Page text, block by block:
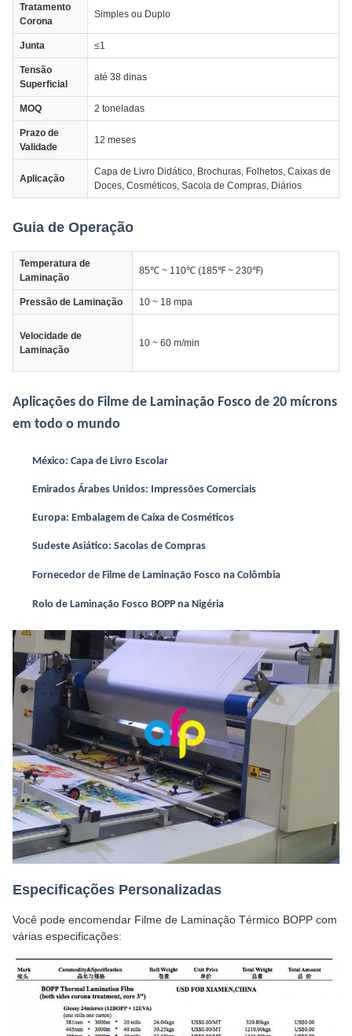
Tratamento
Corona
Simples ou Duplo
Junta ≤1
Tensão
Superficial
até 38 dinas
MOQ 2 toneladas
Prazo de
Validade
12 meses
Aplicação
Capa de Livro Didático, Brochuras, Folhetos, Caixas de
Doces, Cosméticos, Sacola de Compras, Diários
Guia de Operação
Temperatura de
Laminação
85℃ ~ 110℃ (185℉ ~ 230℉)
Pressão de Laminação 10 ~ 18 mpa
Velocidade de
Laminação
10 ~ 60 m/min
Aplicações do Filme de Laminação Fosco de 20 mícrons
em todo o mundo
México: Capa de Livro Escolar
Emirados Árabes Unidos: Impressões Comerciais
Europa: Embalagem de Caixa de Cosméticos
Sudeste Asiático: Sacolas de Compras
Fornecedor de Filme de Laminação Fosco na Colômbia
Rolo de Laminação Fosco BOPP na Nigéria
Especificações Personalizadas
Você pode encomendar Filme de Laminação Térmico BOPP com
várias especificações: